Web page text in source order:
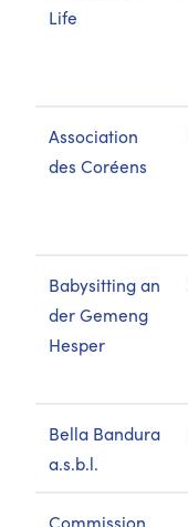
Life
Association
des Coréens
Babysitting an
der Gemeng
Hesper
Bella Bandura
a.s.b.l.
Commission